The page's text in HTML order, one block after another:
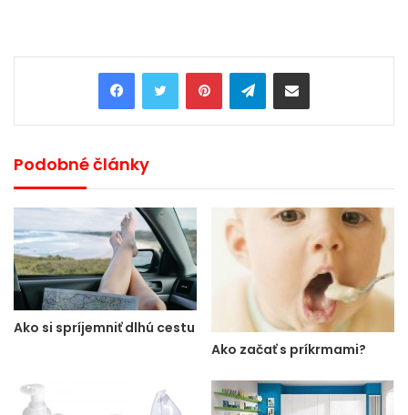
PinterestTelegramShare via Email
Podobné články
Ako si spríjemniť dlhú cestu
Ako začať s príkrmami?